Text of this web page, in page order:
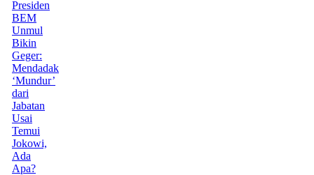
Presiden
BEM
Unmul
Bikin
Geger:
Mendadak
‘Mundur’
dari
Jabatan
Usai
Temui
Jokowi,
Ada
Apa?